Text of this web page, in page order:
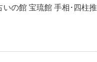
の館 宝琉館 手相･四柱推